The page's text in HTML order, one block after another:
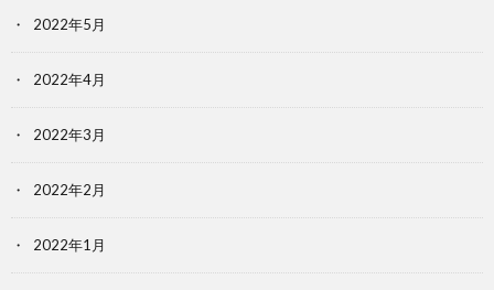
2022年5月
2022年4月
2022年3月
2022年2月
2022年1月